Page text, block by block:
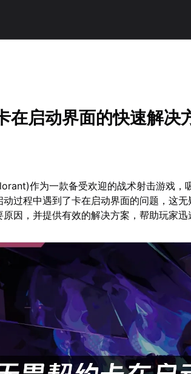
在启动界面的快速解决
作为一款备受欢迎的战术射击游戏，
过程中遇到了卡在启动界面的问题，这
因，并提供有效的解决方案，帮助玩家迅